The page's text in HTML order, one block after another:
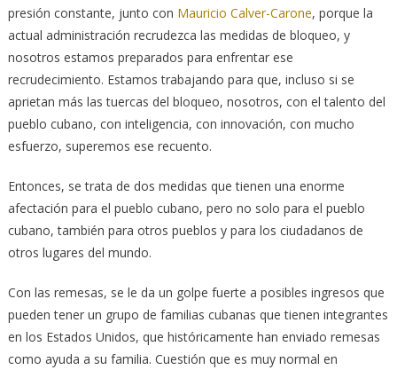
presión constante, junto con Mauricio Calver-Carone, porque la
actual administración recrudezca las medidas de bloqueo, y
nosotros estamos preparados para enfrentar ese
recrudecimiento. Estamos trabajando para que, incluso si se
aprietan más las tuercas del bloqueo, nosotros, con el talento del
pueblo cubano, con inteligencia, con innovación, con mucho
esfuerzo, superemos ese recuento.
Entonces, se trata de dos medidas que tienen una enorme
afectación para el pueblo cubano, pero no solo para el pueblo
cubano, también para otros pueblos y para los ciudadanos de
otros lugares del mundo.
Con las remesas, se le da un golpe fuerte a posibles ingresos que
pueden tener un grupo de familias cubanas que tienen integrantes
en los Estados Unidos, que históricamente han enviado remesas
como ayuda a su familia. Cuestión que es muy normal en